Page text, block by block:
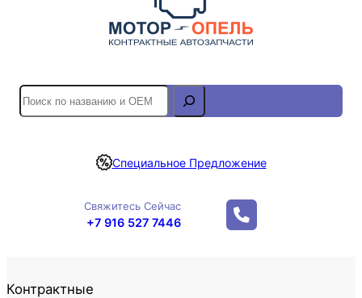
S
e
r
Специальное Предложение
Свяжитесь Сейчас
+7 916 527 7446
Контрактные